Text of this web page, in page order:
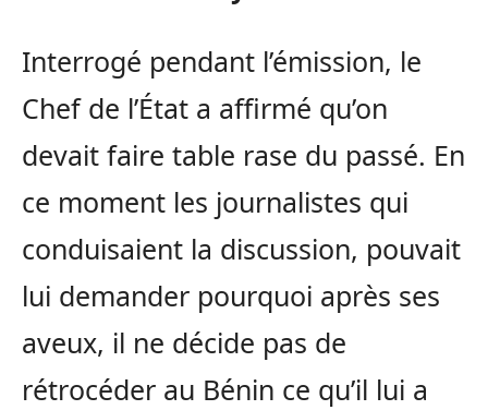
Interrogé pendant l’émission, le
Chef de l’État a affirmé qu’on
devait faire table rase du passé. En
ce moment les journalistes qui
conduisaient la discussion, pouvait
lui demander pourquoi après ses
aveux, il ne décide pas de
rétrocéder au Bénin ce qu’il lui a